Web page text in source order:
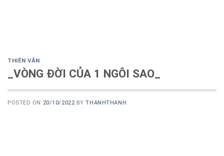
THIÊN VĂN
_VÒNG ĐỜI CỦA 1 NGÔI SAO_
POSTED ON 20/10/2022 BYTHANHTHANH